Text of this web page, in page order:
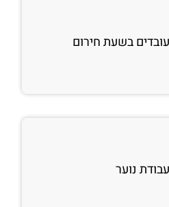
בשעת חירום
נוער